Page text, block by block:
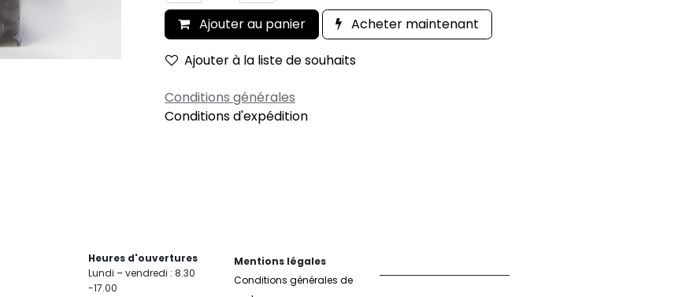
Ajouter au panier
Acheter maintenant
Ajouter à la liste de souhaits
Conditions générales
Conditions d'expédition
Heures d'ouvertures
Lundi – vendredi : 8.30
-17.00
Mentions légales
Conditions générales de